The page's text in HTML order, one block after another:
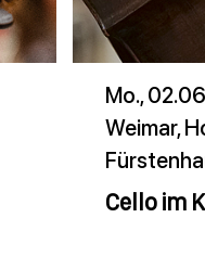
Mo.,
Weimar,
Cello im